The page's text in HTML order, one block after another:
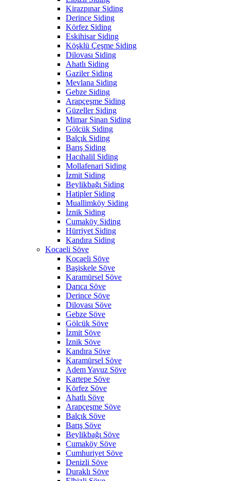
Kirazpınar Siding
Derince Siding
Körfez Siding
Eskihisar Siding
Köşklü Çeşme Siding
Dilovası Siding
Ahatlı Siding
Gaziler Siding
Mevlana Siding
Gebze Siding
Arapçeşme Siding
Güzeller Siding
Mimar Sinan Siding
Gölcük Siding
Balçık Siding
Barış Siding
Hacıhalil Siding
Mollafenari Siding
İzmit Siding
Beylikbağı Siding
Hatipler Siding
Muallimköy Siding
İznik Siding
Cumaköy Siding
Hürriyet Siding
Kandıra Siding
Kocaeli Söve
Kocaeli Söve
Başiskele Söve
Karamürsel Söve
Darıca Söve
Derince Söve
Dilovası Söve
Gebze Söve
Gölcük Söve
İzmit Söve
İznik Söve
Kandıra Söve
Karamürsel Söve
Adem Yavuz Söve
Kartepe Söve
Körfez Söve
Ahatlı Söve
Arapçeşme Söve
Balçık Söve
Barış Söve
Beylikbağı Söve
Cumaköy Söve
Cumhuriyet Söve
Denizli Söve
Duraklı Söve